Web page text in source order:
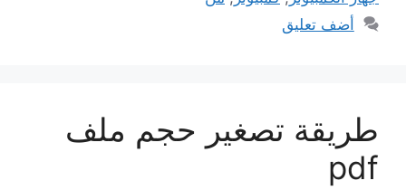
أضف تعليق
طريقة تصغير حجم ملف
pdf